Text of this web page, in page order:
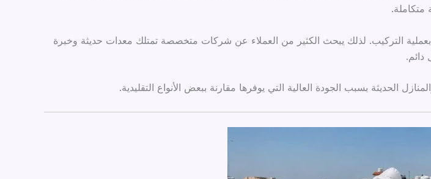
متكاملة.
التركيب. لذلك يبحث الكثير من العملاء عن شركات متخصصة تمتلك معدات حديثة وخبرة
الحديثة بسبب الجودة العالية التي يوفرها مقارنة ببعض الأنواع التقليدية.